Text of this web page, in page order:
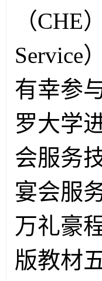
（CHE
Service
有幸参
罗大学
会服务
宴会服
万礼豪
版教材